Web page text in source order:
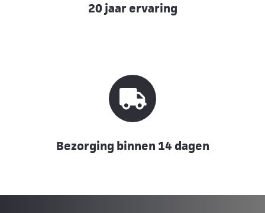
20 jaar ervaring
Bezorging binnen 14 dagen